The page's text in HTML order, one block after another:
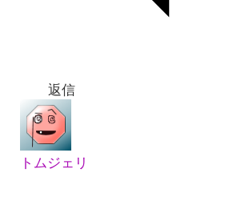
返信
トムジェリ